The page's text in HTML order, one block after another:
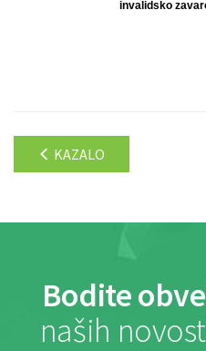
invalidsko
KAZALO
Bodite
naših